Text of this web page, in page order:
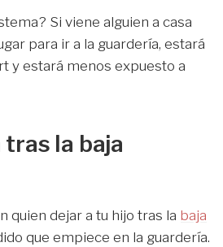
Si viene alguien a casa
para ir a la guardería, estará
y estará menos expuesto a
tras la baja
quien dejar a tu hijo tras la baja
que empiece en la guardería.